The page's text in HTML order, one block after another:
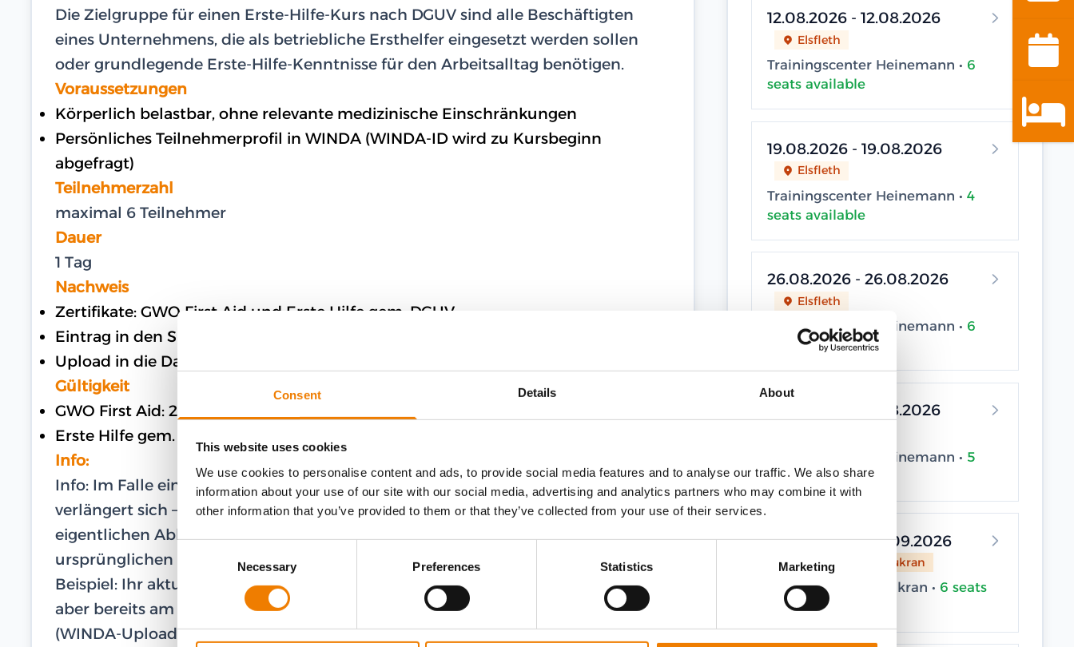
Consent Details About
This website uses cookies
We use cookies to personalise content and ads, to provide social media features and to analyse our traffic. We also share
information about your use of our site with our social media, advertising and analytics partners who may combine it with
other information that you’ve provided to them or that they’ve collected from your use of their services.
Necessary Preferences Statistics Marketing
Die Zielgruppe für einen Erste-Hilfe-Kurs nach DGUV sind alle Beschäftigten
eines Unternehmens, die als betriebliche Ersthelfer eingesetzt werden sollen
oder grundlegende Erste-Hilfe-Kenntnisse für den Arbeitsalltag benötigen.
Voraussetzungen
Körperlich belastbar, ohne relevante medizinische Einschränkungen
Persönliches Teilnehmerprofil in WINDA (WINDA-ID wird zu Kursbeginn
abgefragt)
Teilnehmerzahl
maximal 6 Teilnehmer
Dauer
1 Tag
Nachweis
Zertifikate: GWO First Aid und Erste Hilfe gem. DGUV
Eintrag in den Sicherheitspass
Upload in die Datenbank WINDA
Gültigkeit
GWO First Aid: 2 Jahre
Erste Hilfe gem. DGUV: 2 Jahre
Info:
Info: Im Falle eines gültigen WINDA-Uploads im jeweiligen GWO-Modul,
verlängert sich – im Falle einer Teilnahme von bis zu zwei Monaten vor dem
eigentlichen Ablaufdatum – die Gültigkeit von zwei Jahren ab dem
ursprünglichen Ablaufdatum.
Beispiel: Ihr aktuelles und gültiges Zertifikat läuft am 16.03.2024 ab, Sie nehmen
aber bereits am 27.02.2024 am Training teil, so verlängert sich Ihr Zertifikat
(WINDA-Upload) bis zum 16.03.2026.
12.08.2026 - 12.08.2026
Elsfleth
Trainingscenter Heinemann • 6
seats available
19.08.2026 - 19.08.2026
Elsfleth
Trainingscenter Heinemann • 4
seats available
26.08.2026 - 26.08.2026
Elsfleth
Trainingscenter Heinemann • 6
seats available
31.08.2026 - 31.08.2026
Trainingscenter Heinemann • 5
seats available
02.09.2026 - 02.09.2026
Sassnitz / Neu Mukran
Trainingscenter Mukran • 6 seats
available